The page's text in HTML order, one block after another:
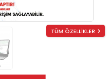
TÜM ÖZELLİKLER